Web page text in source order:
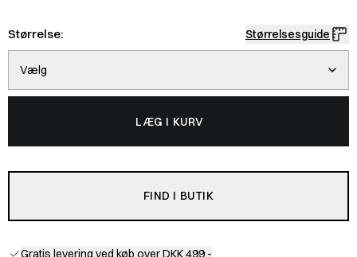
Størrelse: Størrelsesguide
Vælg
LÆG I KURV
FIND I BUTIK
Gratis levering ved køb over DKK 499,-